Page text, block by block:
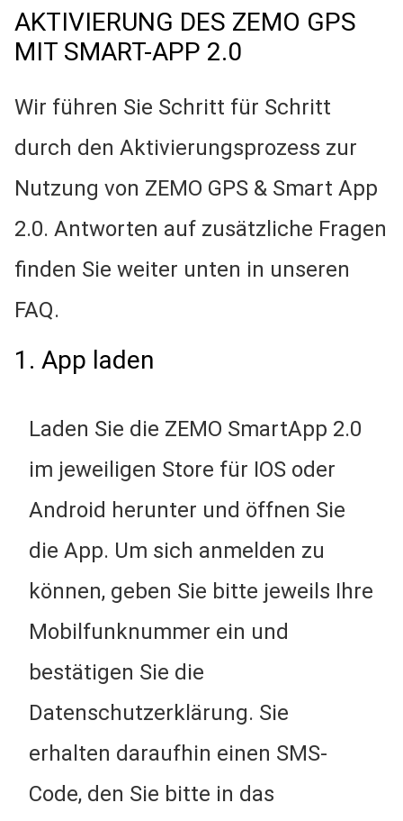
AKTIVIERUNG & FAQ
AKTIVIERUNG DES ZEMO GPS
MIT SMART-APP 2.0
Wir führen Sie Schritt für Schritt
durch den Aktivierungsprozess zur
Nutzung von ZEMO GPS & Smart App
2.0. Antworten auf zusätzliche Fragen
finden Sie weiter unten in unseren
FAQ.
1. App laden
Laden Sie die ZEMO SmartApp 2.0
im jeweiligen Store für IOS oder
Android herunter und öffnen Sie
die App. Um sich anmelden zu
können, geben Sie bitte jeweils Ihre
Mobilfunknummer ein und
bestätigen Sie die
Datenschutzerklärung. Sie
erhalten daraufhin einen SMS-
Code, den Sie bitte in das